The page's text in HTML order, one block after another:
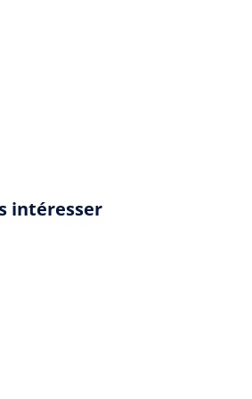
confusion-des-sentiments/resume
intéresser